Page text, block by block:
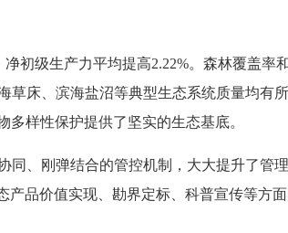
初级生产力平均提高2.22%。森林覆盖率
床、滨海盐沼等典型生态系统质量均有
样性保护提供了坚实的生态基底。
同、刚弹结合的管控机制，大大提升了管
品价值实现、勘界定标、科普宣传等方